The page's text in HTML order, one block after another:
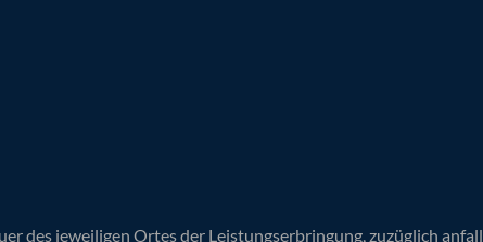
des jeweiligen Ortes der Leistungserbringung, zuzüglich